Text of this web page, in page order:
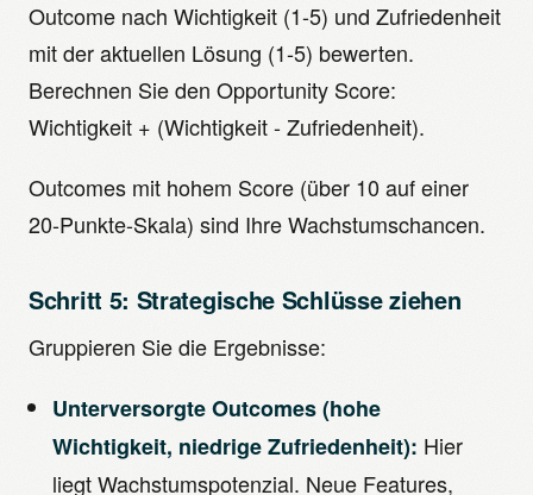
Outcome nach Wichtigkeit (1-5) und Zufriedenheit
mit der aktuellen Lösung (1-5) bewerten.
Berechnen Sie den Opportunity Score:
Wichtigkeit + (Wichtigkeit - Zufriedenheit).
Outcomes mit hohem Score (über 10 auf einer
20-Punkte-Skala) sind Ihre Wachstumschancen.
Schritt 5: Strategische Schlüsse ziehen
Gruppieren Sie die Ergebnisse:
Unterversorgte Outcomes (hohe
Wichtigkeit, niedrige Zufriedenheit): Hier
liegt Wachstumspotenzial. Neue Features,